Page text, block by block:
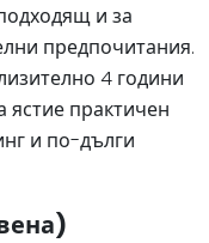
и за
предпочитания.
4 години
ястие практичен
и по-дълги